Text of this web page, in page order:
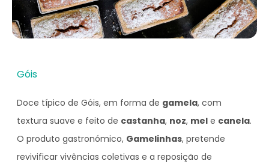
Góis
Doce típico de Góis, em forma de gamela, com
textura suave e feito de castanha, noz, mel e canela.
O produto gastronómico, Gamelinhas, pretende
revivificar vivências coletivas e a reposição de